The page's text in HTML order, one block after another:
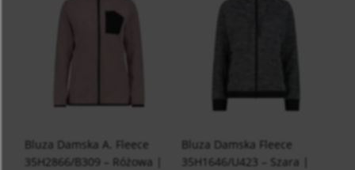
Bluza Damska A. Fleece
35H2866/B309 – Różowa |
Bluza Damska Fleece
35H1646/U423 – Szara |